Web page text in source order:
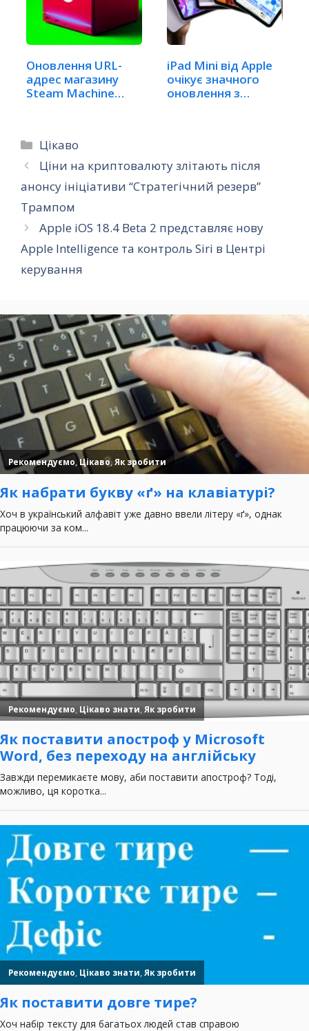
Оновлення URL-
адрес магазину
Steam Machine
iPad Mini від Apple
очікує значного
оновлення з…
Категорії
Цікаво
Ціни на криптовалюту злітають після
анонсу ініціативи “Стратегічний резерв”
Трампом
Apple iOS 18.4 Beta 2 представляє нову
Apple Intelligence та контроль Siri в Центрі
керування